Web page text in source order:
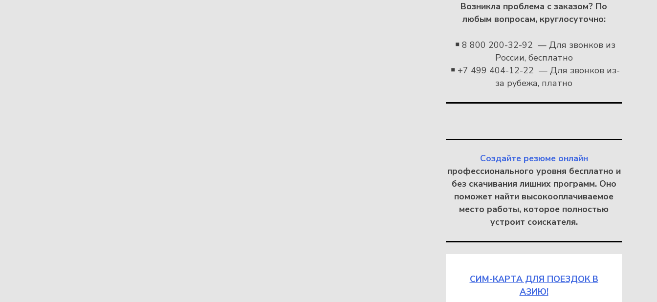
Возникла проблема с заказом? По
любым вопросам, круглосуточно:
￭8 800 200-32-92 — Для звонков из
России, бесплатно
￭+7 499 404-12-22 — Для звонков из-
за рубежа, платно
Создайте резюме онлайн
профессионального уровня бесплатно и
без скачивания лишних программ. Оно
поможет найти высокооплачиваемое
место работы, которое полностью
устроит соискателя.
СИМ-КАРТА ДЛЯ ПОЕЗДОК В
АЗИЮ!